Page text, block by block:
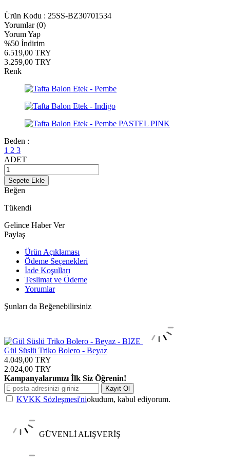
Ürün Kodu : 25SS-BZ30701534
Yorumlar (0)
Yorum Yap
%50 İndirim
6.519,00 TRY
3.259,00 TRY
Renk
Beden :
1 2 3
ADET
Sepete Ekle
Beğen
Tükendi
Gelince Haber Ver
Paylaş
Ürün Açıklaması
Ödeme Seçenekleri
İade Koşulları
Teslimat ve Ödeme
Yorumlar
Şunları da Beğenebilirsiniz
Gül Süslü Triko Bolero - Beyaz
4.049,00 TRY
2.024,00 TRY
Kampanyalarımızı İlk Siz Öğrenin!
Kayıt Ol
KVKK Sözleşmesi'niokudum, kabul ediyorum.
GÜVENLİ ALIŞVERİŞ